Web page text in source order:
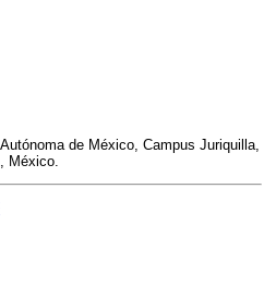
de México, Campus Juriquilla,
México.